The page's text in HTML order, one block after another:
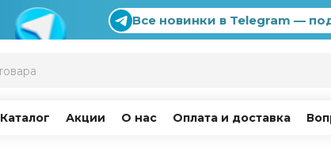
Все новинки в Telegram —
Каталог Акции О нас Оплата и доставка